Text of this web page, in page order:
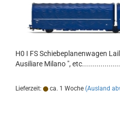
H0 I FS Schiebeplanenwagen
Ausiliare Milano ",
Lieferzeit: ca. 1 Woche (Ausland